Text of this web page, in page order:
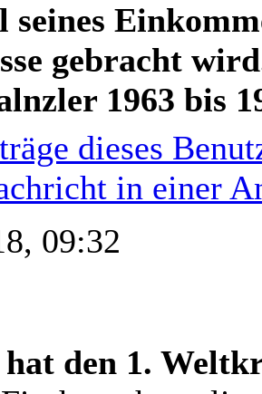
seines
gebracht
1963 bis
09:32
den 1.